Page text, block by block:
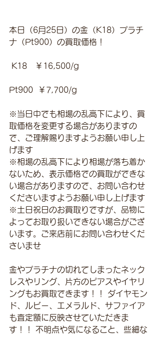
本日（6月25日）の金（K18）プラチ
ナ（Pt900）の買取価格！
K18　￥16,500/g
Pt900  ￥7,700/g
※当日中でも相場の乱高下により、買
取価格を変更する場合がありますの
で、ご理解賜りますようお願い申し上
げます
※相場の乱高下により相場が落ち着か
ないため、表示価格での買取ができな
い場合がありますので、お問い合わせ
くださいますようお願い申し上げます
※土日祝日のお買取りですが、品物に
よってお取り扱いできない場合がござ
います。ご来店前にお問い合わせくだ
さいませ
金やプラチナの切れてしまったネック
レスやリング、片方のピアスやイヤリ
ングもお買取できます！！ ダイヤモン
ド、ルビー、エメラルド、サファイア
も査定額に反映させていただきま
す！！ 不明点や気になること、些細な